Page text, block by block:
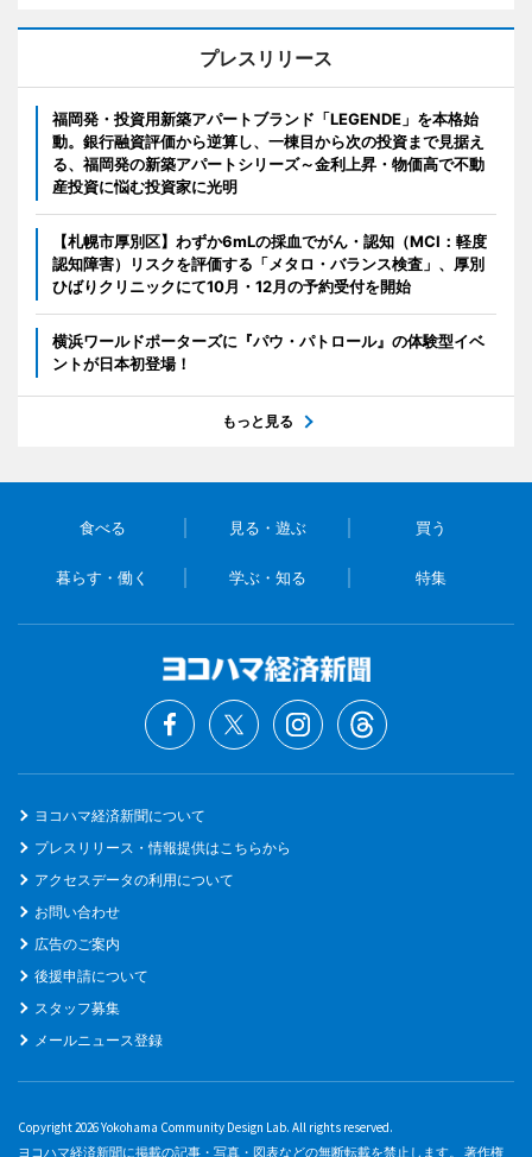
プレスリリース
福岡発・投資用新築アパートブランド「LEGENDE」を本格始
動。銀行融資評価から逆算し、一棟目から次の投資まで見据え
る、福岡発の新築アパートシリーズ～金利上昇・物価高で不動
産投資に悩む投資家に光明
【札幌市厚別区】わずか6mLの採血でがん・認知（MCI：軽度
認知障害）リスクを評価する「メタロ・バランス検査」、厚別
ひばりクリニックにて10月・12月の予約受付を開始
横浜ワールドポーターズに『パウ・パトロール』の体験型イベ
ントが日本初登場！
もっと見る
食べる 見る・遊ぶ 買う
暮らす・働く 学ぶ・知る 特集
ヨコハマ経済新聞について
プレスリリース・情報提供はこちらから
アクセスデータの利用について
お問い合わせ
広告のご案内
後援申請について
スタッフ募集
メールニュース登録
Copyright 2026 Yokohama Community Design Lab. All rights reserved.
ヨコハマ経済新聞に掲載の記事・写真・図表などの無断転載を禁止します。 著作権